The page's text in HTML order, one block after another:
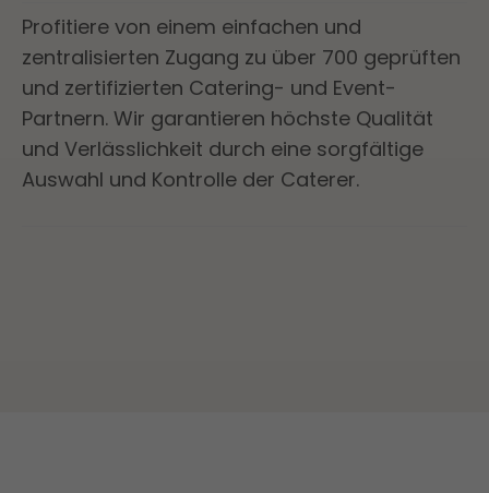
Profitiere von einem einfachen und
zentralisierten Zugang zu über 700 geprüften
und zertifizierten Catering- und Event-
Partnern. Wir garantieren höchste Qualität
und Verlässlichkeit durch eine sorgfältige
Auswahl und Kontrolle der Caterer.